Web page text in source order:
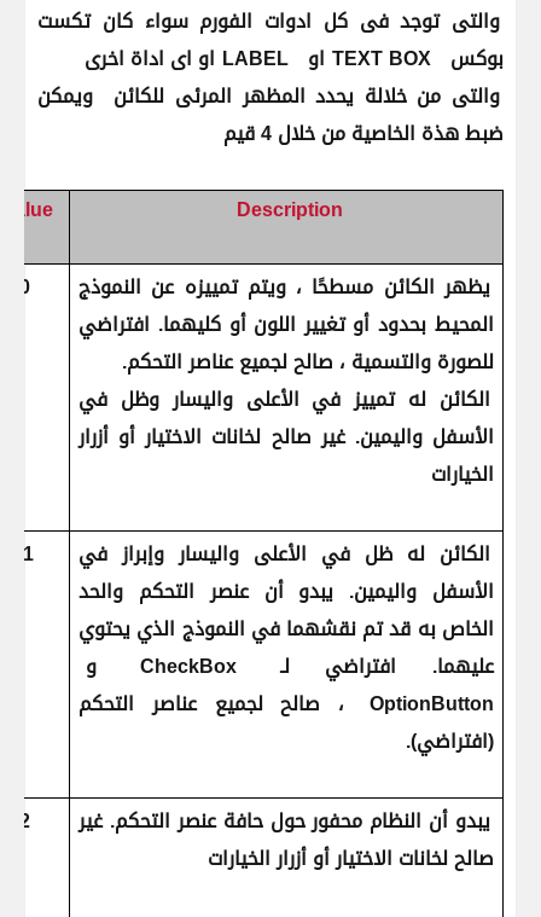
والتى توجد فى كل ادوات الفورم سواء كان تكست
بوكس TEXT BOX او LABEL او اى اداة اخرى
والتى من خلالة يحدد المظهر المرئى للكائن ويمكن
ضبط هذة الخاصية من خلال 4 قيم
Description
Value
يظهر الكائن مسطحًا ، ويتم تمييزه عن النموذج
المحيط بحدود أو تغيير اللون أو كليهما. افتراضي
للصورة والتسمية ، صالح لجميع عناصر التحكم.
الكائن له تمييز في الأعلى واليسار وظل في
الأسفل واليمين. غير صالح لخانات الاختيار أو أزرار
الخيارات
0
الكائن له ظل في الأعلى واليسار وإبراز في
الأسفل واليمين. يبدو أن عنصر التحكم والحد
الخاص به قد تم نقشهما في النموذج الذي يحتوي
عليهما. افتراضي لـ
CheckBox
و
OptionButton
، صالح لجميع عناصر التحكم
(افتراضي).
1
يبدو أن النظام محفور حول حافة عنصر التحكم. غير
صالح لخانات الاختيار أو أزرار الخيارات
2